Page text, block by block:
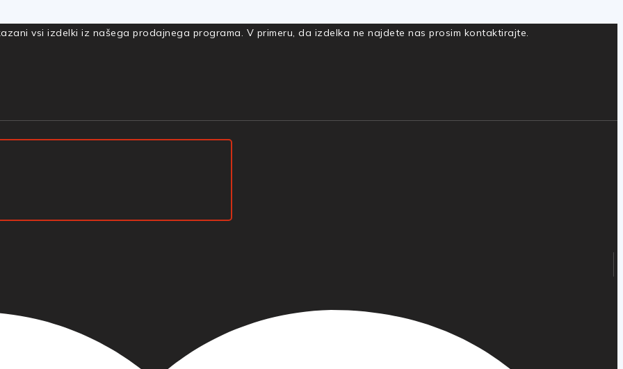
vsi izdelki iz našega prodajnega programa. V primeru, da izdelka ne najdete nas prosim kontaktirajte.